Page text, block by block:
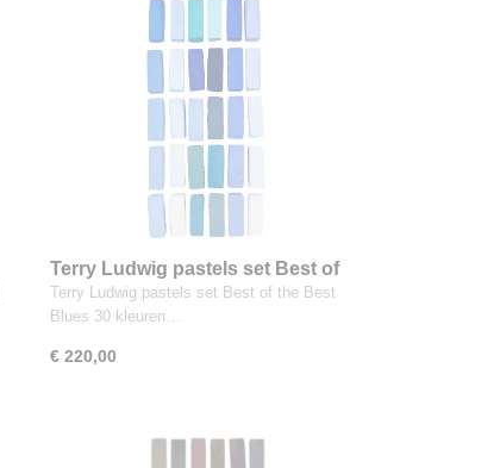
Terry Ludwig pastels set Best of
the Best Blues 30 kleuren
Terry Ludwig pastels set Best of the Best
Blues 30 kleuren…
€ 220,00